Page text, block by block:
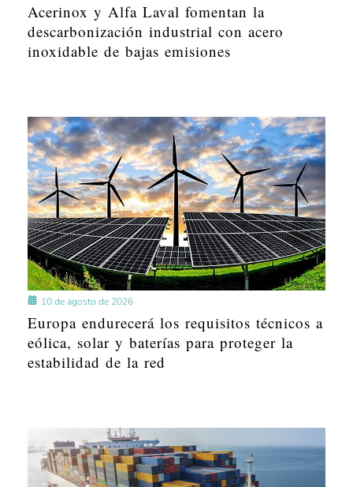
Acerinox y Alfa Laval fomentan la
descarbonización industrial con acero
inoxidable de bajas emisiones
10 de agosto de 2026
Europa endurecerá los requisitos técnicos a
eólica, solar y baterías para proteger la
estabilidad de la red